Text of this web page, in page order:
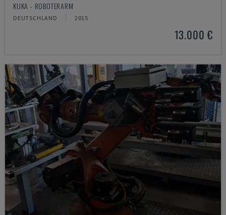
KUKA - ROBOTERARM
DEUTSCHLAND 2015
13.000 €